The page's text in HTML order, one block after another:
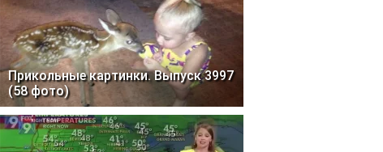
Прикольные картинки. Выпуск 3997
(58 фото)